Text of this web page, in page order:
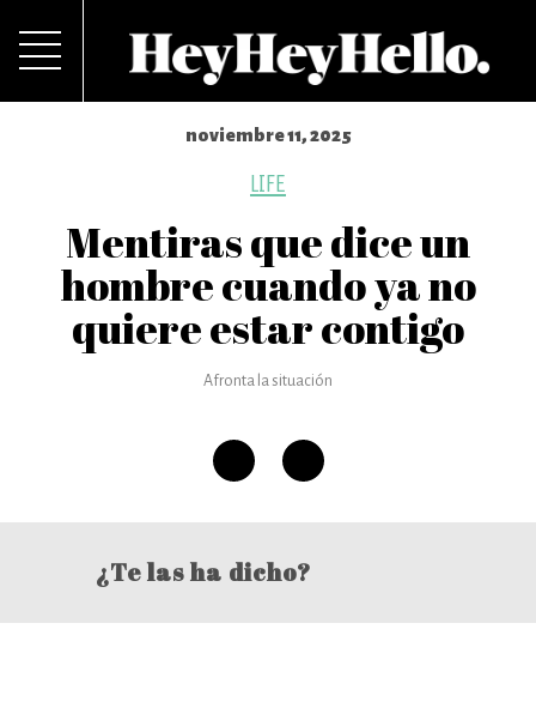
noviembre 11, 2025
LIFE
Mentiras que dice un
hombre cuando ya no
quiere estar contigo
Afronta la situación
¿Te las ha dicho?